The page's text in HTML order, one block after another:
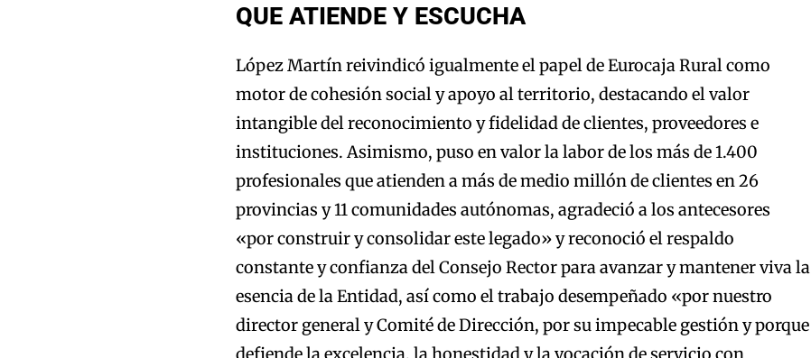
QUE ATIENDE Y ESCUCHA
López Martín reivindicó igualmente el papel de Eurocaja Rural como
motor de cohesión social y apoyo al territorio, destacando el valor
intangible del reconocimiento y fidelidad de clientes, proveedores e
instituciones. Asimismo, puso en valor la labor de los más de 1.400
profesionales que atienden a más de medio millón de clientes en 26
provincias y 11 comunidades autónomas, agradeció a los antecesores
«por construir y consolidar este legado» y reconoció el respaldo
constante y confianza del Consejo Rector para avanzar y mantener viva la
esencia de la Entidad, así como el trabajo desempeñado «por nuestro
director general y Comité de Dirección, por su impecable gestión y porque
defiende la excelencia, la honestidad y la vocación de servicio con